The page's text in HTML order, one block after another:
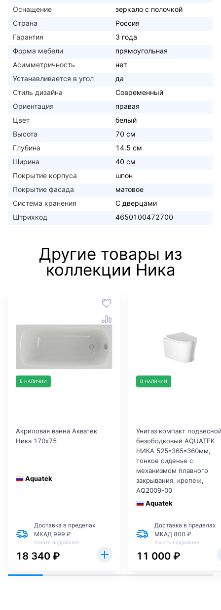
Оснащение
зеркало с полочкой
Страна
Россия
Гарантия
3 года
Форма мебели
прямоугольная
Асимметричность
нет
Устанавливается в угол
да
Стиль дизайна
Современный
Ориентация
правая
Цвет
белый
Высота
70 см
Глубина
14.5 см
Ширина
40 см
Покрытие корпуса
шпон
Покрытие фасада
матовое
Система хранения
С дверцами
Штрихкод
4650100472700
Другие товары из
коллекции Ника
В НАЛИЧИИ
Акриловая ванна Акватек
Ника 170x75
Aquatek
Доставка в пределах
МКАД 999 ₽
Узнать подробнее
18 340 ₽
В НАЛИЧИИ
Унитаз компакт
безободковый AQUATEK
НИКА 525*365*360мм,
тонкое сиденье с
механизмом плавного
закрывания, крепеж,
AQ2009-00
Aquatek
Доставка в пределах
МКАД 800 ₽
Узнать подробнее
11 000 ₽